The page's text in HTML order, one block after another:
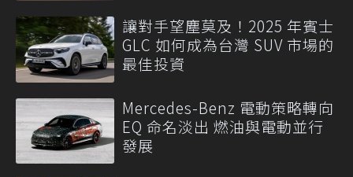
讓對手望塵莫及！2025 年賓士
GLC 如何成為台灣 SUV 市場的
最佳投資
Mercedes-Benz 電動策略轉向
EQ 命名淡出 燃油與電動並行
發展